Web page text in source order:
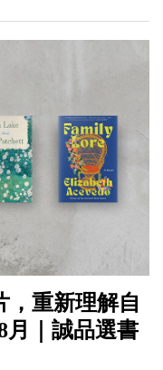
，重新理解自
月｜誠品選書